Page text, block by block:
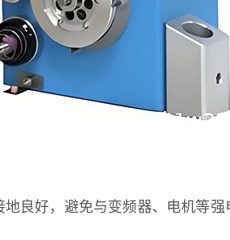
良好，避免与变频器、电机等